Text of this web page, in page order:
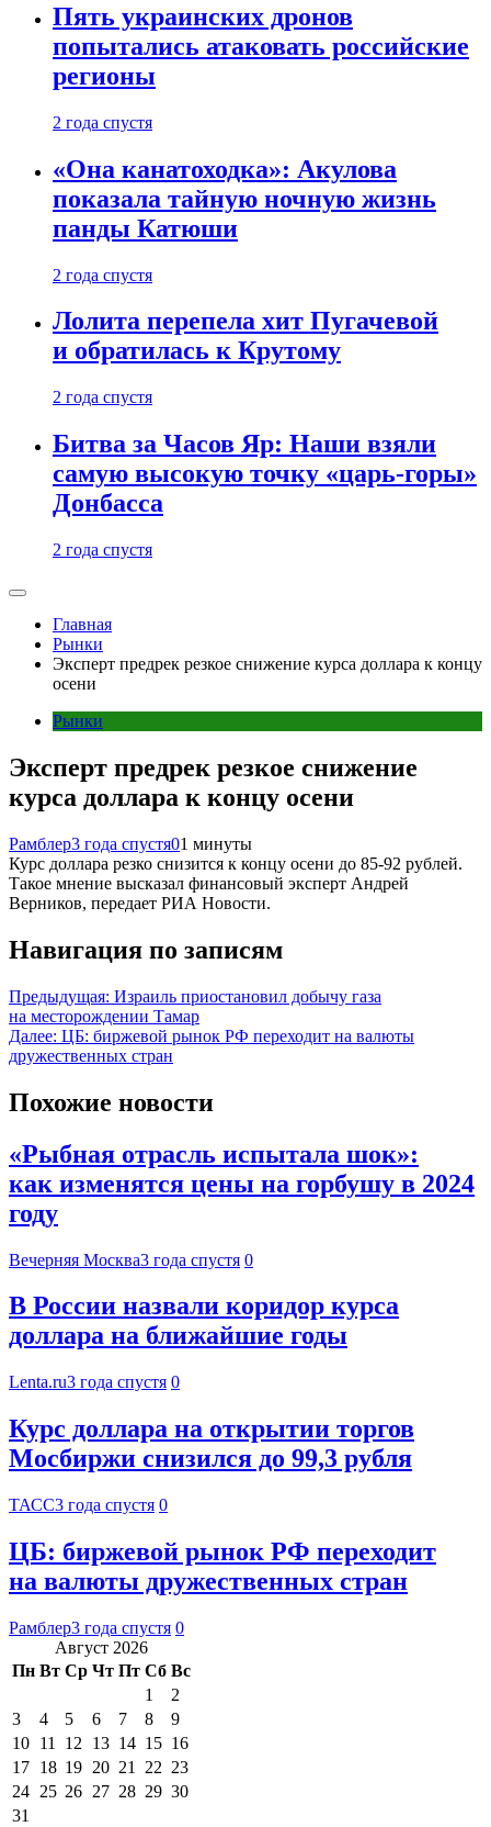
Пять украинских дронов
попытались атаковать российские
регионы
2 года спустя
«Она канатоходка»: Акулова
показала тайную ночную жизнь
панды Катюши
2 года спустя
Лолита перепела хит Пугачевой
и обратилась к Крутому
2 года спустя
Битва за Часов Яр: Наши взяли
самую высокую точку «царь-горы»
Донбасса
2 года спустя
Главная
Рынки
Эксперт предрек резкое снижение курса доллара к концу
осени
Рынки
Эксперт предрек резкое снижение
курса доллара к концу осени
Рамблер3 года спустя01 минуты
Курс доллара резко снизится к концу осени до 85-92 рублей.
Такое мнение высказал финансовый эксперт Андрей
Верников, передает РИА Новости.
Навигация по записям
Предыдущая: Израиль приостановил добычу газа
на месторождении Тамар
Далее: ЦБ: биржевой рынок РФ переходит на валюты
дружественных стран
Похожие новости
«Рыбная отрасль испытала шок»:
как изменятся цены на горбушу в 2024
году
Вечерняя Москва3 года спустя 0
В России назвали коридор курса
доллара на ближайшие годы
Lenta.ru3 года спустя 0
Курс доллара на открытии торгов
Мосбиржи снизился до 99,3 рубля
ТАСС3 года спустя 0
ЦБ: биржевой рынок РФ переходит
на валюты дружественных стран
Рамблер3 года спустя 0
Август 2026
Пн Вт Ср Чт Пт Сб Вс
1
2
3
4 5 6 7 8
9
10 11 12 13 14 15 16
17 18 19 20 21 22 23
24 25 26 27 28 29 30
31